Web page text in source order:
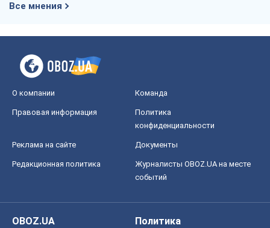
Все мнения
О компании Команда
Правовая информация
Политика
конфиденциальности
Реклама на сайте Документы
Редакционная политика
Журналисты OBOZ.UA на месте
событий
OBOZ.UA
Политика